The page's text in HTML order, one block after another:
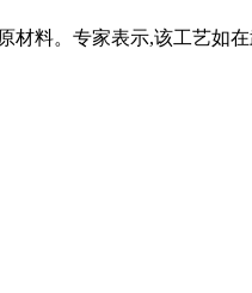
料。专家表示,该工艺如